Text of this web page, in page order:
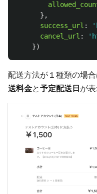
},
success_url : '
cancel_url : '
})
配送方法が１種類の場
送料金と予定配送日が表